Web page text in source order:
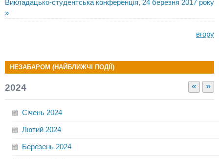
Викладацько-студентська конференція, 24 березня 2017 року
»
вгору
НЕЗАБАРОМ (НАЙБЛИЖЧІ ПОДІЇ)
« »
2024
Січень 2024
Лютий 2024
Березень 2024